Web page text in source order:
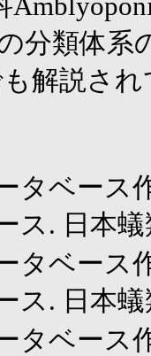
分類体
解説さ
タベース
ス. 日本
タベース
ス. 日本
タベース